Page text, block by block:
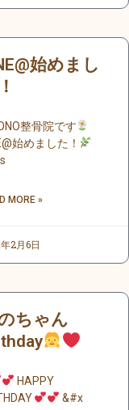
始めまし
整骨院です
始めました！
MORE »
2月6日
ちゃん
HAPPY
&#x